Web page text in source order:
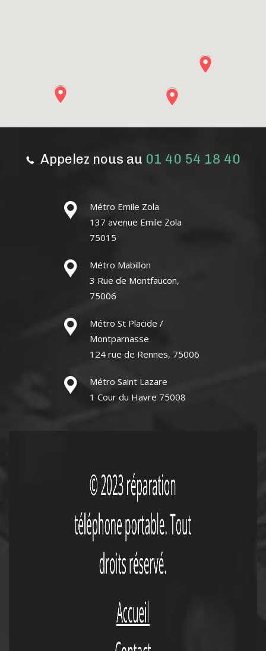
Appelez nous au 01 40 54 18 40
Métro Emile Zola
137 avenue Emile Zola
75015
Métro Mabillon
3 Rue de Montfaucon,
75006
Métro St Placide /
Montparnasse
124 rue de Rennes, 75006
Métro Saint Lazare
1 Cour du Havre 75008